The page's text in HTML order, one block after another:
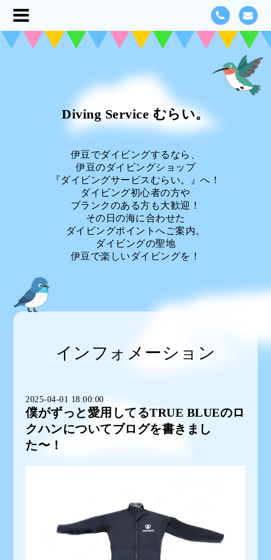
Diving Service むらい。
伊豆でダイビングするなら、
伊豆のダイビングショップ
『ダイビングサービスむらい。』へ！
ダイビング初心者の方や
ブランクのある方も大歓迎！
その日の海に合わせた
ダイビングポイントへご案内。
ダイビングの聖地
伊豆で楽しいダイビングを！
インフォメーション
2025-04-01 18:00:00
僕がずっと愛用してるTRUE BLUEのロ
クハンについてブログを書きまし
た〜！